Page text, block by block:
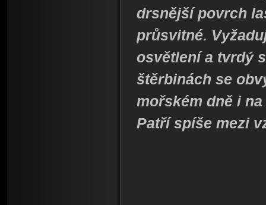
drsnější povrch
průsvitné.
osvětlení a tvrdý
štěrbinách se
mořském dně i
Patří spíše mezi